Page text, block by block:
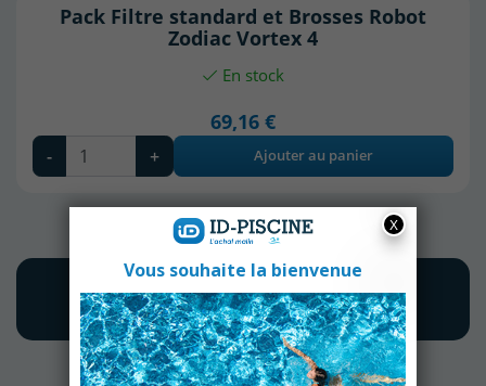
Pack Filtre standard et Brosses Robot
Zodiac Vortex 4
En stock
69,16 €
- + Ajouter au panier
En savoir + Fiche
technique
Avis clients